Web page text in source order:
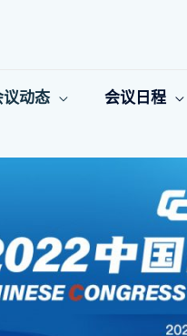
议动态 会议日程